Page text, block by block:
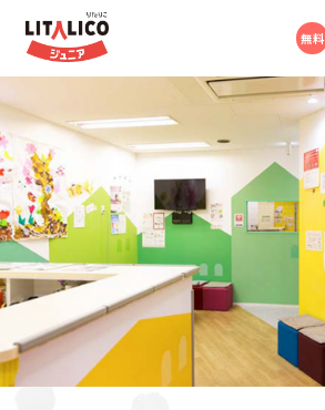
無料
コースのご案内
LITALICOジュニアとは
教室を探す
成長事例
各教室のコースにつ
パーソナルコース
発達障害や学習障害があるお子
なるお子さまを支援する学習塾・幼
者証の有無に関係なく、すぐにご
対象年齢：0歳～高校3年
スタンダードコース
児童福祉法に基づき運営してい
スタンダードコース 無料体験
LITALICOジュニア
新長田教室
神戸市営地下鉄・JR「新長田駅」より徒歩6分
LITALICOジュニア
摂津本山教室
フォームで
問い合わせる
電話で問い合わせる
0120-974-763
平日10:00～17:00／祝日除く